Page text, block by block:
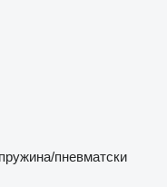
пружина/пневматски